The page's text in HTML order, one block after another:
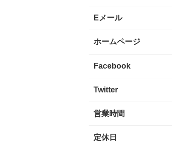
Eメール
ホームページ
Facebook
Twitter
営業時間
定休日